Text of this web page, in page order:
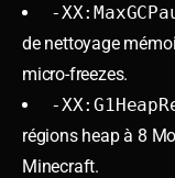
-
de nettoyage
micro-freezes.
-
régions heap à 8
Minecraft.